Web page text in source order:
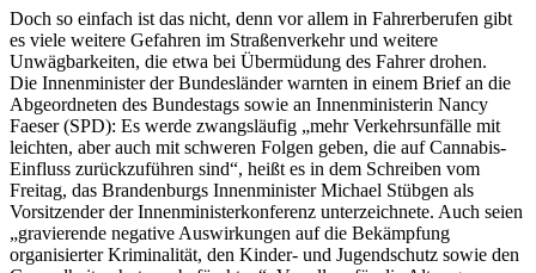
Doch so einfach ist das nicht, denn vor allem in Fahrerberufen gibt
es viele weitere Gefahren im Straßenverkehr und weitere
Unwägbarkeiten, die etwa bei Übermüdung des Fahrer drohen.
Die Innenminister der Bundesländer warnten in einem Brief an die
Abgeordneten des Bundestags sowie an Innenministerin Nancy
Faeser (SPD): Es werde zwangsläufig „mehr Verkehrsunfälle mit
leichten, aber auch mit schweren Folgen geben, die auf Cannabis-
Einfluss zurückzuführen sind“, heißt es in dem Schreiben vom
Freitag, das Brandenburgs Innenminister Michael Stübgen als
Vorsitzender der Innenministerkonferenz unterzeichnete. Auch seien
„gravierende negative Auswirkungen auf die Bekämpfung
organisierter Kriminalität, den Kinder- und Jugendschutz sowie den